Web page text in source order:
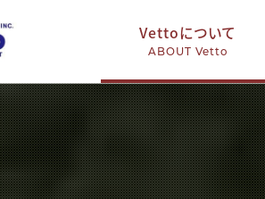
Vettoについて
ABOUT Vetto